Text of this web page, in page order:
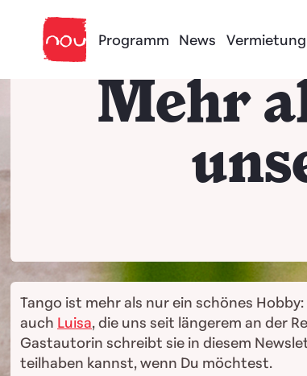
Programm
News Vermietung
Mehr
Tango ist mehr als nur ein schönes
auch Luisa, die uns seit längerem an der
Gastautorin schreibt sie in diesem
teilhaben kannst, wenn Du möchtest.